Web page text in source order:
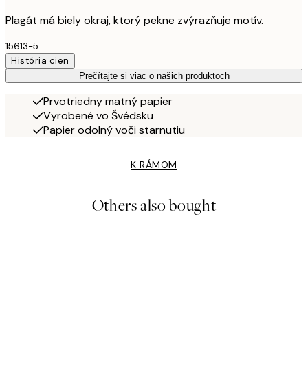
Plagát má biely okraj, ktorý pekne zvýrazňuje motív.
15613-5
História cien
Prečítajte si viac o našich produktoch
Prvotriedny matný papier
Vyrobené vo Švédsku
Papier odolný voči starnutiu
K RÁMOM
Others also bought